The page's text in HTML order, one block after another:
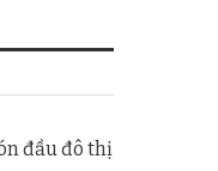
đầu đô thị